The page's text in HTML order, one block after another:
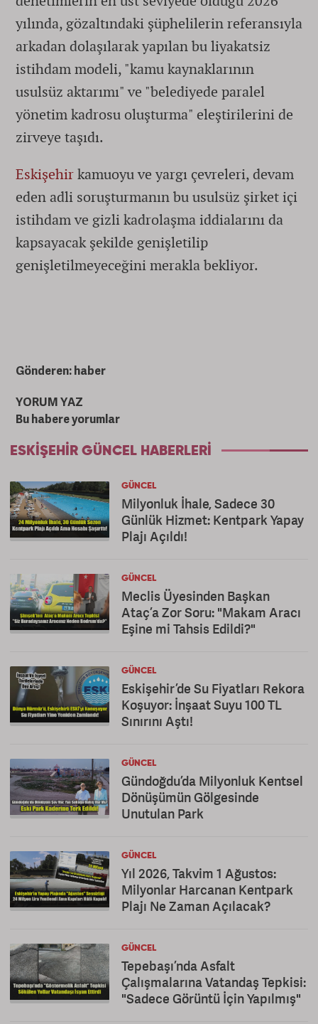
yılında, gözaltındaki şüphelilerin referansıyla
arkadan dolaşılarak yapılan bu liyakatsiz
istihdam modeli, "kamu kaynaklarının
usulsüz aktarımı" ve "belediyede paralel
yönetim kadrosu oluşturma" eleştirilerini de
zirveye taşıdı.
Eskişehirkamuoyu ve yargı çevreleri, devam
eden adli soruşturmanın bu usulsüz şirket içi
istihdam ve gizli kadrolaşma iddialarını da
kapsayacak şekilde genişletilip
genişletilmeyeceğini merakla bekliyor.
Gönderen: haber
YORUM YAZ
Bu habere yorumlar
ESKIŞEHIR GÜNCEL HABERLERI
GÜNCEL
Milyonluk İhale, Sadece 30
Günlük Hizmet: Kentpark Yapay
Plajı Açıldı!
GÜNCEL
Meclis Üyesinden Başkan
Ataç’a Zor Soru: "Makam Aracı
Eşine mi Tahsis Edildi?"
GÜNCEL
Eskişehir’de Su Fiyatları Rekora
Koşuyor: İnşaat Suyu 100 TL
Sınırını Aştı!
GÜNCEL
Gündoğdu’da Milyonluk Kentsel
Dönüşümün Gölgesinde
Unutulan Park
GÜNCEL
Yıl 2026, Takvim 1 Ağustos:
Milyonlar Harcanan Kentpark
Plajı Ne Zaman Açılacak?
GÜNCEL
Tepebaşı’nda Asfalt
Çalışmalarına Vatandaş Tepkisi:
"Sadece Görüntü İçin Yapılmış"